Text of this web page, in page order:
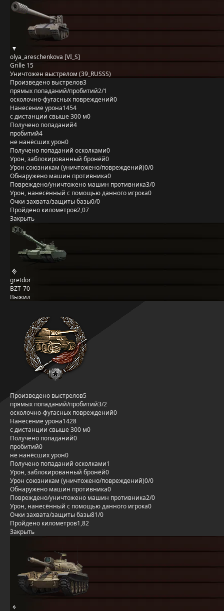
olya_areschenkova [VI_S]
Grille 15
Уничтожен выстрелом (39_RUSSS)
Произведено выстрелов3
прямых попаданий/пробитий2/1
осколочно-фугасных повреждений0
Нанесение урона1454
с дистанции свыше 300 м0
Получено попаданий4
пробитий4
не нанёсших урон0
Получено попаданий осколками0
Урон, заблокированный бронёй0
Урон союзникам (уничтожено/повреждений)0/0
Обнаружено машин противника0
Повреждено/уничтожено машин противника3/0
Урон, нанесённый с помощью данного игрока0
Очки захвата/защиты базы0/0
Пройдено километров2,07
Закрыть
gretdor
BZT-70
Выжил
Произведено выстрелов5
прямых попаданий/пробитий3/2
осколочно-фугасных повреждений0
Нанесение урона1428
с дистанции свыше 300 м0
Получено попаданий0
пробитий0
не нанёсших урон0
Получено попаданий осколками1
Урон, заблокированный бронёй0
Урон союзникам (уничтожено/повреждений)0/0
Обнаружено машин противника0
Повреждено/уничтожено машин противника2/0
Урон, нанесённый с помощью данного игрока0
Очки захвата/защиты базы81/0
Пройдено километров1,82
Закрыть